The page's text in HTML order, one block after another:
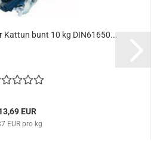
Kattun bunt 10 kg DIN61650...
EUR
EUR pro kg